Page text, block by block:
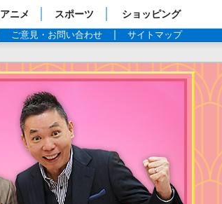
アニメ スポーツ ショッピング
ご意見・お問い合わせ サイトマップ